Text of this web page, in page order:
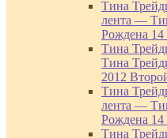
Тина
лента —
Рождена 14
Тина
Тина
2012
Тина
лента —
Рождена 14
Тина